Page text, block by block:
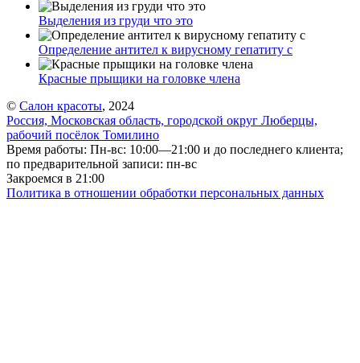
Выделения из груди что это
Определение антител к вирусному гепатиту с
Красные прыщики на головке члена
© Салон красоты, 2024
Россия, Московская область, городской округ Люберцы,
рабочий посёлок Томилино
Время работы: Пн-вс: 10:00—21:00 и до последнего клиента;
по предварительной записи: пн-вс
Закроемся в 21:00
Политика в отношении обработки персональных данных